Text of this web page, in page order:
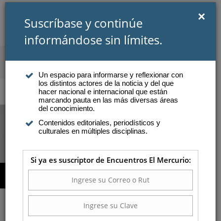
SUSCRIBIRSE INICIAR SESIÓN
Atención a suscriptores
COMPRAR AQUÍ
Cómo prevenir el cáncer de
a primera causa de muerte por cáncer en Chile
Suscríbase y continúe
informándose sin límites.
×
Un espacio para informarse y reflexionar con
los distintos actores de la noticia y del que
hacer nacional e internacional que están
marcando pauta en las más diversas áreas
del conocimiento.
Contenidos editoriales, periodísticos y
culturales en múltiples disciplinas.
Si ya es suscriptor de Encuentros El Mercurio: